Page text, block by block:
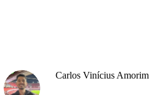
Carlos Vinícius Amorim